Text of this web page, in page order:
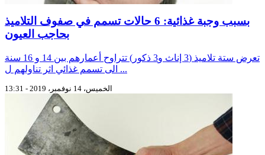
بسبب وجبة غذائية: 6 حالات تسمم في صفوف التلاميذ
بحاجب العيون
تعرض ستة تلاميذ (3 إناث و3 ذكور) تتراوح أعمارهم بين 14 و 16 سنة
الى تسمم غذائي اثر تناولهم ل ...
الخميس، 14 نوفمبر، 2019 - 13:31